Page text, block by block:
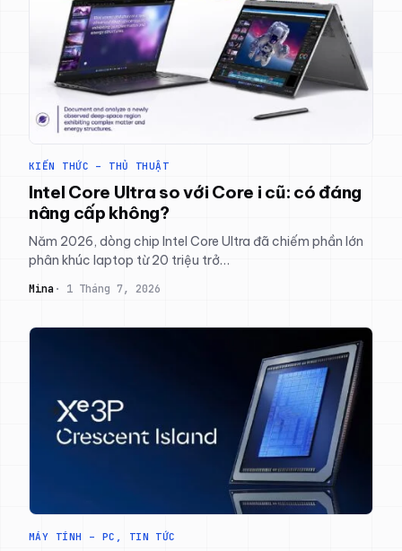
KIẾN THỨC – THỦ THUẬT
Intel Core Ultra so với Core i cũ: có đáng
nâng cấp không?
Năm 2026, dòng chip Intel Core Ultra đã chiếm phần lớn
phân khúc laptop từ 20 triệu trở…
Mina 1 Tháng 7, 2026
MÁY TÍNH – PC , TIN TỨC